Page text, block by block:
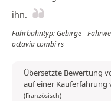
ihn.
Fahrbahntyp: Gebirge -
octavia combi rs
Übersetzte Bewertung
auf einer Kauferfahrung
(Französisch)